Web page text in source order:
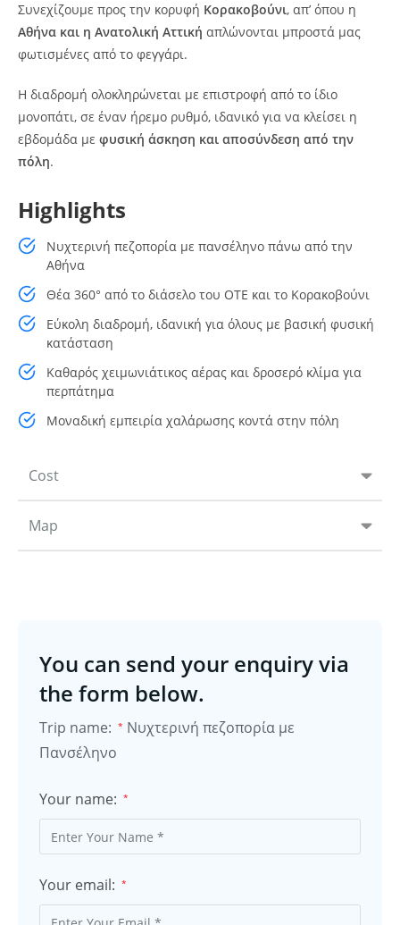
Cost
Map
Συνεχίζουμε προς την κορυφή Κορακοβούνι, απ’ όπου η
Αθήνα και η Ανατολική Αττική απλώνονται μπροστά μας
φωτισμένες από το φεγγάρι.
Η διαδρομή ολοκληρώνεται με επιστροφή από το ίδιο
μονοπάτι, σε έναν ήρεμο ρυθμό, ιδανικό για να κλείσει η
εβδομάδα με φυσική άσκηση και αποσύνδεση από την
πόλη.
Highlights
Νυχτερινή πεζοπορία με πανσέληνο πάνω από την
Αθήνα
Θέα 360° από το διάσελο του ΟΤΕ και το Κορακοβούνι
Εύκολη διαδρομή, ιδανική για όλους με βασική φυσική
κατάσταση
Καθαρός χειμωνιάτικος αέρας και δροσερό κλίμα για
περπάτημα
Μοναδική εμπειρία χαλάρωσης κοντά στην πόλη
You can send your enquiry via
the form below.
Trip name: * Νυχτερινή πεζοπορία με
Πανσέληνο
Your name: *
Your email: *